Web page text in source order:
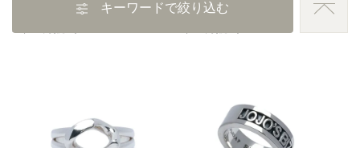
キーワードで絞り込む
22,000